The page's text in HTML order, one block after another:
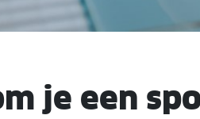
je een